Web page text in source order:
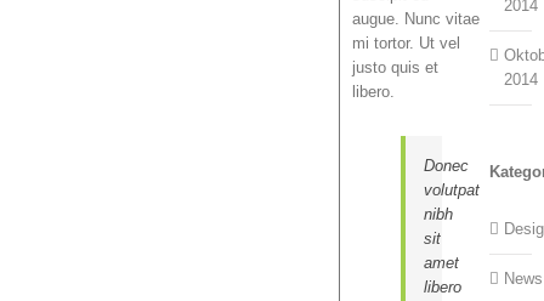
augue. Nunc vitae
mi tortor. Ut vel
justo quis et
libero.
Donec
volutpat
nibh
sit
amet
libero
2014
2014
News